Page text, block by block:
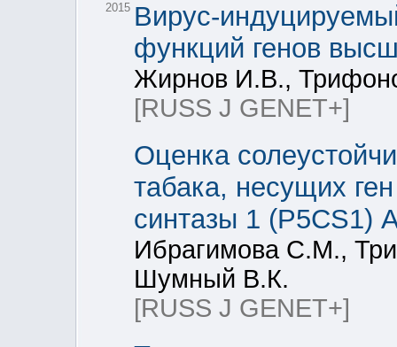
2015 Вирус-
функций генов
Жирнов И.В.,
[RUSS J GENET+]
Оценка
табака, несущих
синтазы 1 (P5CS1)
Ибрагимова С.М.,
Шумный В.К.
[RUSS J GENET+]